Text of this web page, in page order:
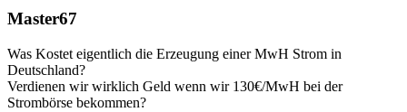
Master67
Was Kostet eigentlich die Erzeugung einer MwH Strom in
Deutschland?
Verdienen wir wirklich Geld wenn wir 130€/MwH bei der
Strombörse bekommen?